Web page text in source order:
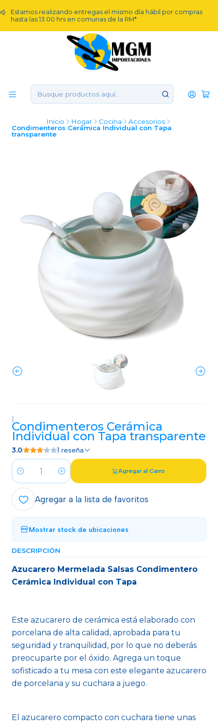
Estamos realizando entregas el mismo día hábil por compras
hasta las 13:00 hrs en comunas de la RM*
Inicio Hogar Cocina
Accesorios
Condimenteros Cerámica Individual con Tapa
transparente
|
Condimenteros Cerámica
Individual con Tapa transparente
3.0 1 reseña
Cantidad
Agregar al Carro
Agregar a la lista de favoritos
Mostrar stock de ubicaciones
DESCRIPCIÓN
Azucarero Mermelada Salsas Condimentero
Cerámica Individual con Tapa
Este azucarero de cerámica está elaborado con
porcelana de alta calidad, aprobada para tu
seguridad y tranquilidad, por lo que no deberás
preocuparte por el óxido. Agrega un toque
sofisticado a tu mesa con este elegante azucarero
de porcelana y su cuchara a juego.
El azucarero compacto con cuchara tiene unas